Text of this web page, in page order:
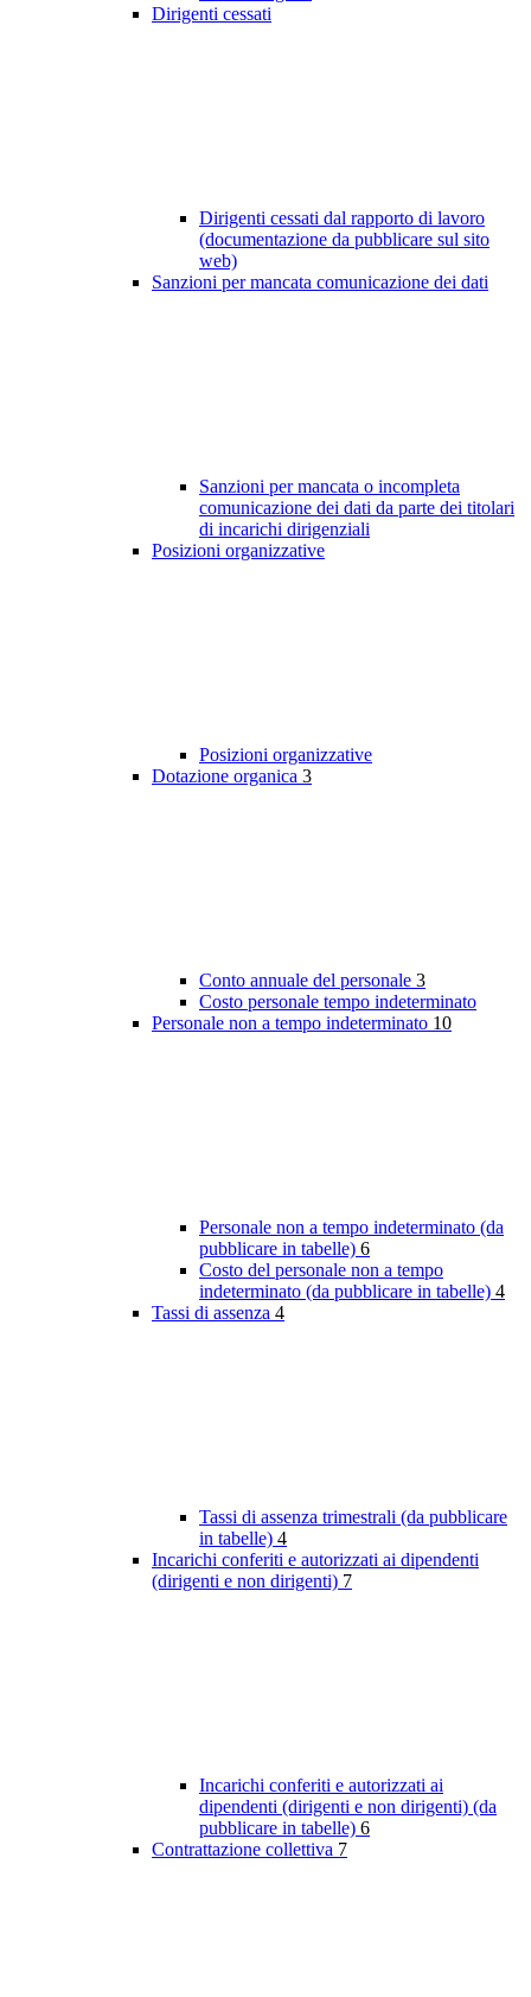
Dirigenti cessati
Dirigenti cessati dal rapporto di lavoro
(documentazione da pubblicare sul sito
web)
Sanzioni per mancata comunicazione dei dati
Sanzioni per mancata o incompleta
comunicazione dei dati da parte dei titolari
di incarichi dirigenziali
Posizioni organizzative
Posizioni organizzative
Dotazione organica 3
Conto annuale del personale 3
Costo personale tempo indeterminato
Personale non a tempo indeterminato 10
Personale non a tempo indeterminato (da
pubblicare in tabelle) 6
Costo del personale non a tempo
indeterminato (da pubblicare in tabelle) 4
Tassi di assenza 4
Tassi di assenza trimestrali (da pubblicare
in tabelle) 4
Incarichi conferiti e autorizzati ai dipendenti
(dirigenti e non dirigenti) 7
Incarichi conferiti e autorizzati ai
dipendenti (dirigenti e non dirigenti) (da
pubblicare in tabelle) 6
Contrattazione collettiva 7